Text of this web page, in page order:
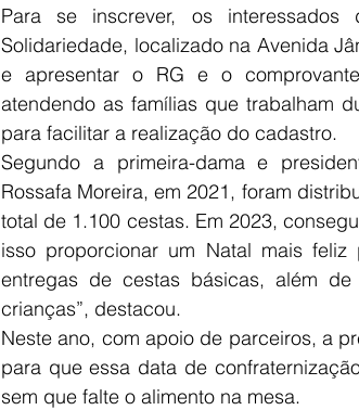
Para se inscrever, os
Solidariedade, localizado na Avenida
e apresentar o RG e o
atendendo as famílias que trabalham
para facilitar a realização do cadastro.
Segundo a primeira-dama e
Rossafa Moreira, em 2021, foram
total de 1.100 cestas. Em 2023,
isso proporcionar um Natal mais
entregas de cestas básicas, além
crianças”, destacou.
Neste ano, com apoio de parceiros, a
para que essa data de
sem que falte o alimento na mesa.